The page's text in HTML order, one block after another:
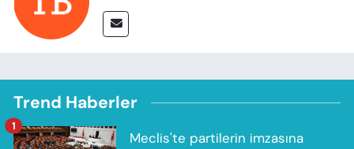
Trend Haberler
Meclis'te partilerin imzasına
1